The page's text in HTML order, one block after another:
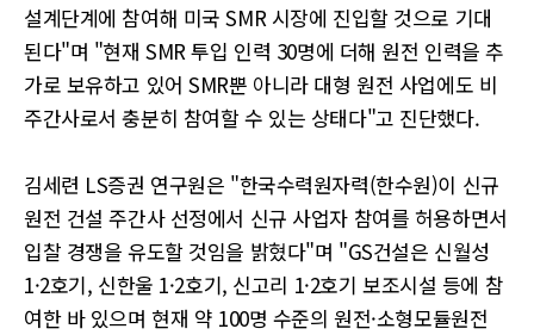
설계단계에 참여해 미국 SMR 시장에 진입할 것으로 기대
된다"며 "현재 SMR 투입 인력 30명에 더해 원전 인력을 추
가로 보유하고 있어 SMR뿐 아니라 대형 원전 사업에도 비
주간사로서 충분히 참여할 수 있는 상태다"고 진단했다.
김세련 LS증권 연구원은 "한국수력원자력(한수원)이 신규
원전 건설 주간사 선정에서 신규 사업자 참여를 허용하면서
입찰 경쟁을 유도할 것임을 밝혔다"며 "GS건설은 신월성
1·2호기, 신한울 1·2호기, 신고리 1·2호기 보조시설 등에 참
여한 바 있으며 현재 약 100명 수준의 원전·소형모듈원전